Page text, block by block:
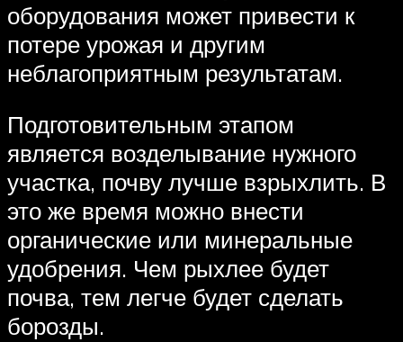
оборудования может привести к
потере урожая и другим
неблагоприятным результатам.
Подготовительным этапом
является возделывание нужного
участка, почву лучше взрыхлить. В
это же время можно внести
органические или минеральные
удобрения. Чем рыхлее будет
почва, тем легче будет сделать
борозды.